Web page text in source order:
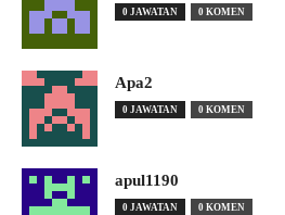
0 JAWATAN 0 KOMEN
Apa2
0 JAWATAN 0 KOMEN
apul1190
0 JAWATAN 0 KOMEN